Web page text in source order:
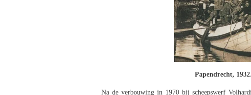
Papendrecht,
Na de verbouwing in 1970 bij scheepswerf